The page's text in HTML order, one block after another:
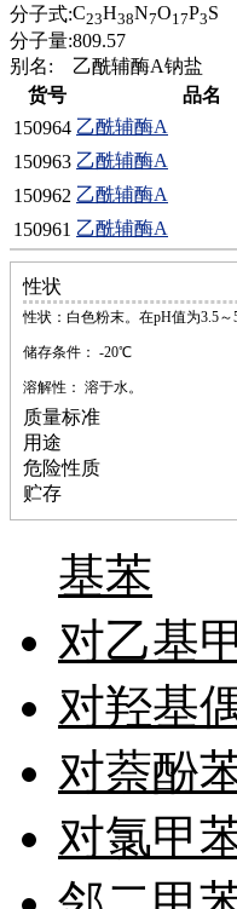
啉
磷
膦
硫
氯
镁
锰
酰氯
林
醚
脒
钠
萘
铌
脲
镍
宁
铍
其它
醛
噻吩
石
试纸
松
酸
分子式:C23H38N7O17P3S
分子量:809.57
别名:
乙酰辅酶A钠盐
货号
品名
150964 乙酰辅酶A
150963 乙酰辅酶A
150962 乙酰辅酶A
150961 乙酰辅酶A
性状
性状：白色粉末。在pH值为3.5
储存条件： -20℃
溶解性： 溶于水。
质量标准
用途
危险性质
贮存
基苯
对乙基
对羟基
对萘酚
对氯甲